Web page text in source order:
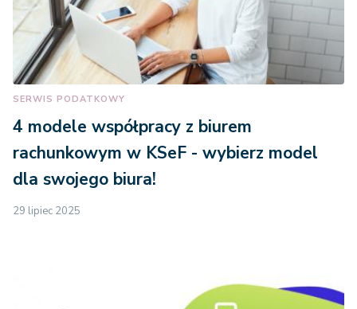
SERWIS PODATKOWY
4 modele współpracy z biurem
rachunkowym w KSeF - wybierz model
dla swojego biura!
29 lipiec 2025